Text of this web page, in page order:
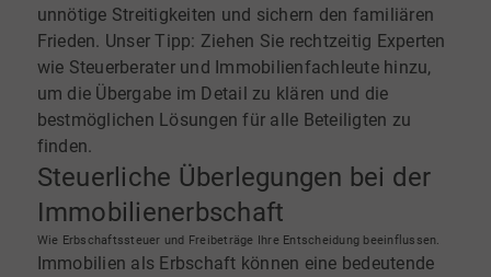
unnötige Streitigkeiten und sichern den familiären
Frieden. Unser Tipp: Ziehen Sie rechtzeitig Experten
wie Steuerberater und Immobilienfachleute hinzu,
um die Übergabe im Detail zu klären und die
bestmöglichen Lösungen für alle Beteiligten zu
finden.
Steuerliche Überlegungen bei der
Immobilienerbschaft
Wie Erbschaftssteuer und Freibeträge Ihre Entscheidung beeinflussen.
Immobilien als Erbschaft können eine bedeutende